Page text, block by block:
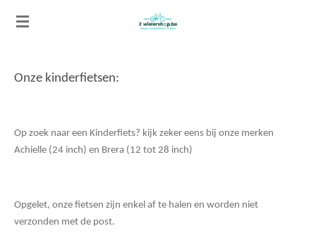
Ga
direct
hoofdinhoud
Onze kinderfietsen:
Op zoek naar een Kinderfiets? kijk zeker eens bij onze merken
Achielle (24 inch) en Brera (12 tot 28 inch)
Opgelet, onze fietsen zijn enkel af te halen en worden niet
verzonden met de post.